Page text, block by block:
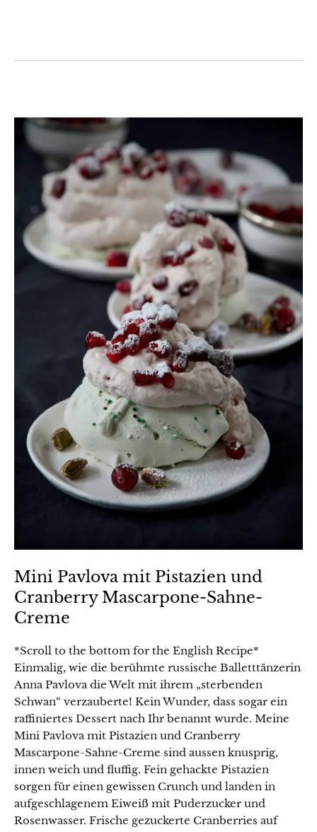
Mini Pavlova mit Pistazien und
Cranberry Mascarpone-Sahne-
Creme
*Scroll to the bottom for the English Recipe*
Einmalig, wie die berühmte russische Balletttänzerin
Anna Pavlova die Welt mit ihrem „sterbenden
Schwan“ verzauberte! Kein Wunder, dass sogar ein
raffiniertes Dessert nach Ihr benannt wurde. Meine
Mini Pavlova mit Pistazien und Cranberry
Mascarpone-Sahne-Creme sind aussen knusprig,
innen weich und fluffig. Fein gehackte Pistazien
sorgen für einen gewissen Crunch und landen in
aufgeschlagenem Eiweiß mit Puderzucker und
Rosenwasser. Frische gezuckerte Cranberries auf